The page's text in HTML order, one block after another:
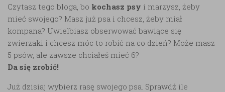
Czytasz tego bloga, bo kochasz psy i marzysz, żeby
mieć swojego? Masz już psa i chcesz, żeby miał
kompana? Uwielbiasz obserwować bawiące się
zwierzaki i chcesz móc to robić na co dzień? Może masz
5 psów, ale zawsze chciałeś mieć 6?
Da się zrobić!
Już dzisiaj wybierz rasę swojego psa. Sprawdź ile